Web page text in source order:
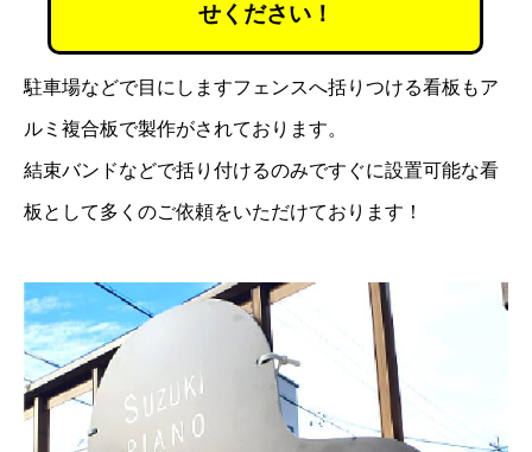
せください！
駐車場などで目にしますフェンスへ括りつける看板もア
ルミ複合板で製作がされております。
結束バンドなどで括り付けるのみですぐに設置可能な看
板として多くのご依頼をいただけております！